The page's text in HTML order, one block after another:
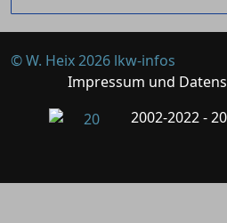
© W. Heix 2026 lkw-infos
Impressum und
2002-2022 -